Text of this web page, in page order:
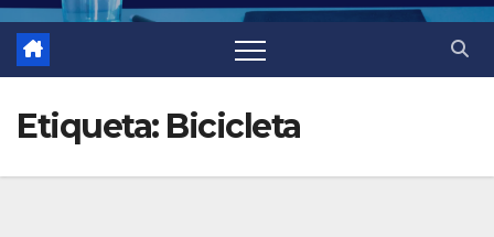
Etiqueta: Bicicleta